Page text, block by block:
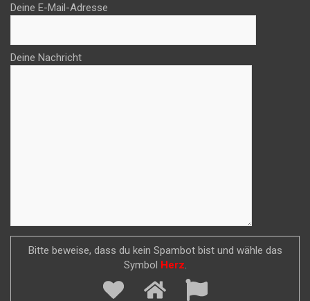
Deine E-Mail-Adresse
Deine Nachricht
Bitte beweise, dass du kein Spambot bist und wähle das
Symbol Herz